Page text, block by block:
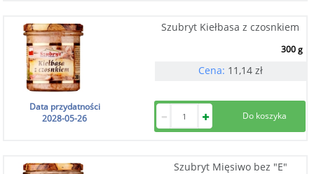
Szubryt Kiełbasa z czosnkiem
300 g
Cena: 11,14 zł
Data przydatności
2028-05-26
Szubryt Mięsiwo bez "E"